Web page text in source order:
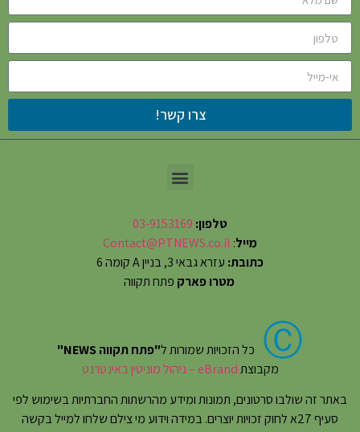
צרו קשר!
טלפון: 03-9153169
מייל:
Contact@PTNEWS.co.il
כתובת: עזרא גבאי 3, בניין A קומה 6
מטרו פארק פתח תקווה
Ⓒ כל הזכויות שמורות ל"פתח תקווה NEWS"
מקבוצתeBrand – ניהול מוניטין באינטרנט
באתר זה שולבו סרטונים, תמונות ומידע מהרשתות החברתיות בשימוש לפי
סעיף 27א לחוק זכויות יוצרים. במידה וידוע מי צילם שלחו למייל בקשה